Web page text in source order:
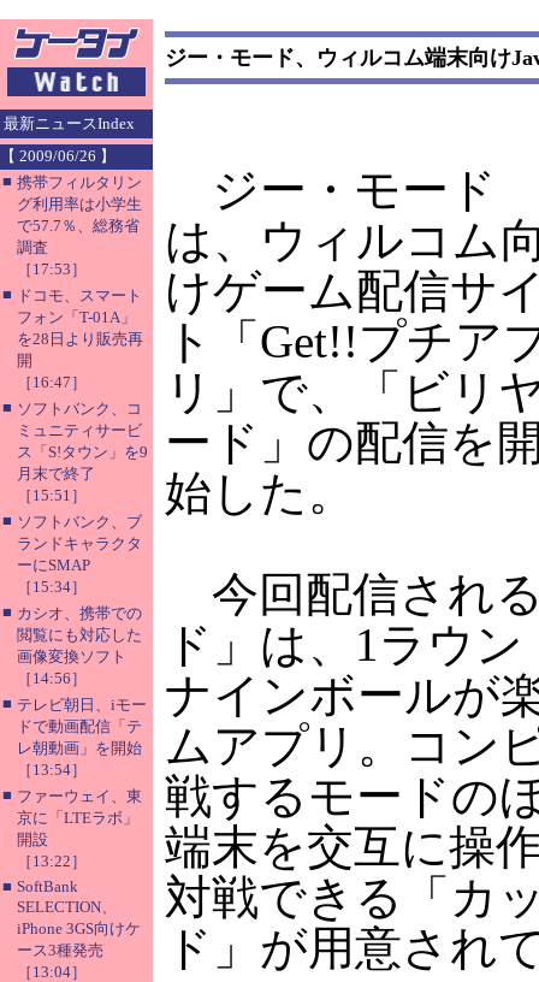
最新ニュースIndex
【 2009/06/26 】
■ 携帯フィルタリン
グ利用率は小学生
で57.7％、総務省
調査
［17:53］
■ ドコモ、スマート
フォン「T-01A」
を28日より販売再
開
［16:47］
■ ソフトバンク、コ
ミュニティサービ
ス「S!タウン」を9
月末で終了
［15:51］
■ ソフトバンク、ブ
ランドキャラクタ
ーにSMAP
［15:34］
■ カシオ、携帯での
閲覧にも対応した
画像変換ソフト
［14:56］
■ テレビ朝日、iモー
ドで動画配信「テ
レ朝動画」を開始
［13:54］
■ ファーウェイ、東
京に「LTEラボ」
開設
［13:22］
■ SoftBank
SELECTION、
iPhone 3GS向けケ
ース3種発売
［13:04］
ジー・モード、ウィルコム端末向け
ジー・モード
は、ウィルコム
けゲーム配信サ
ト「Get!!プチア
リ」で、「ビリ
ード」の配信を
始した。
今回配信され
ド」は、1ラウ
ナインボールが
ムアプリ。コン
戦するモードの
端末を交互に操
対戦できる「カ
ド」が用意され